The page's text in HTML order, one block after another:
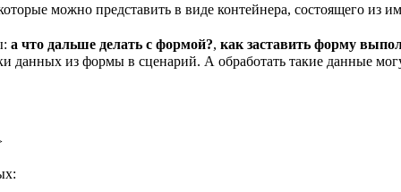
можно представить в виде контейнера, состоящего из
а что дальше делать с формой?, как заставить форму
данных из формы в сценарий. А обработать такие данные